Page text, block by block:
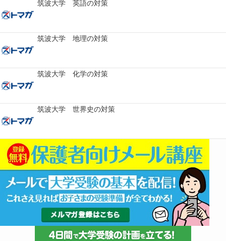
筑波大学 英語の対策
筑波大学 地理の対策
筑波大学 化学の対策
筑波大学 世界史の対策